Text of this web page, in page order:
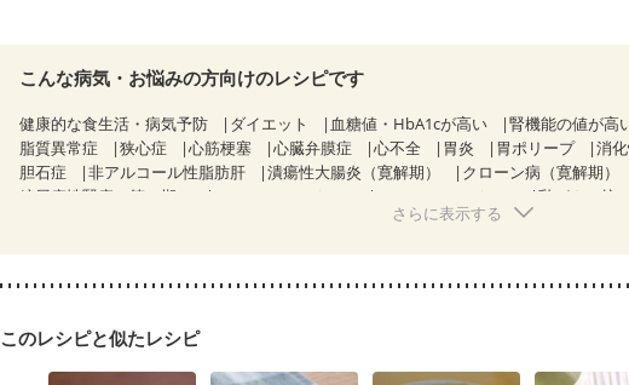
こんな病気・お悩みの方向けのレシピです
健康的な食生活・病気予防 ダイエット 血糖値・HbA1cが高い 腎機能の値が高
脂質異常症
狭心症 心筋梗塞 心臓弁膜症 心不全 胃炎 胃ポリープ
消
胆石症
非アルコール性脂肪肝 潰瘍性大腸炎（寛解期） クローン病（寛解期）
糖尿病性腎症（第３期）
CKD（ステージ１） CKD（ステージ２）
乳がん（抗
乳がん（放射線治療中）
乳がん治療を終えた方・経
さらに表示する
このレシピと似たレシピ